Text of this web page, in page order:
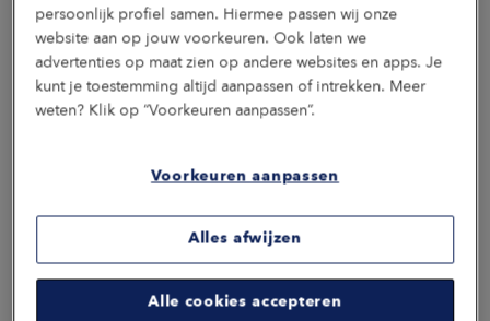
5 strategische thema's
Hoe ga je als werkgever aan de slag met
maatwerk. Wij werken vanuit 5 strategische thema's: vitaliteit,
wat onze aanpak op deze thema's inhoudt.
Preventie
persoonlijk profiel samen. Hiermee passen wij onze
website aan op jouw voorkeuren. Ook laten we
advertenties op maat zien op andere websites en apps. Je
kunt je toestemming altijd aanpassen of intrekken. Meer
weten? Klik op “Voorkeuren aanpassen”.
Voorkeuren aanpassen
Alles afwijzen
Alle cookies accepteren